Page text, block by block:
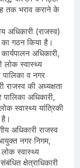
तक भराव कराने के
अधिकारी (राजस्व)
गठन किया है।
अधिकारी,
लोक स्वास्थ्य
व नगर
राजस्व की अध्यक्षता
अधिकारी,
स्वास्थ्य यांत्रिकी
अधिकारी राजस्व
नगर निगम,
लोक स्वास्थ्य
क्षेत्राधिकारी